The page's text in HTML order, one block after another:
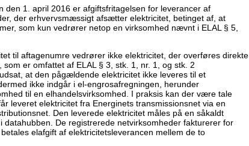
den 1. april 2016 er afgiftsfritagelsen for leverancer af
der erhvervsmæssigt afsætter elektricitet, betinget af, at
som kun vedrører netop en virksomhed nævnt i ELAL § 5,
til aftagenumre vedrører ikke elektricitet, der overføres direkte
er omfattet af ELAL § 3, stk. 1, nr. 1, og stk. 2
at den pågældende elektricitet ikke leveres til et
ikke indgår i el-engrosafregningen, herunder
til en elhandelsvirksomhed. I praksis kan der være tale
leveret elektricitet fra Energinets transmissionsnet via en
Den leverede elektricitet måles på en såkaldt
datahubben. De registrerede netvirksomheder fakturerer for
elafgift af elektricitetsleverancen mellem de to